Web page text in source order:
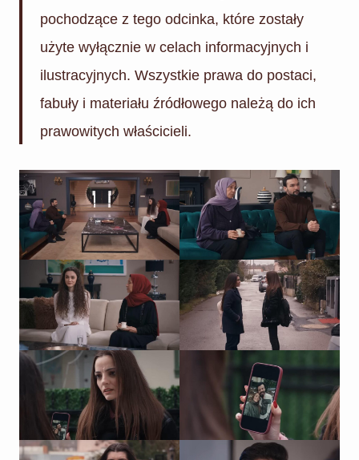
pochodzące z tego odcinka, które zostały
użyte wyłącznie w celach informacyjnych i
ilustracyjnych. Wszystkie prawa do postaci,
fabuły i materiału źródłowego należą do ich
prawowitych właścicieli.